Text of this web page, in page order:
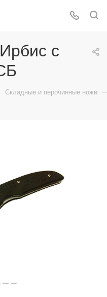
с
Складные и перочинные ножи